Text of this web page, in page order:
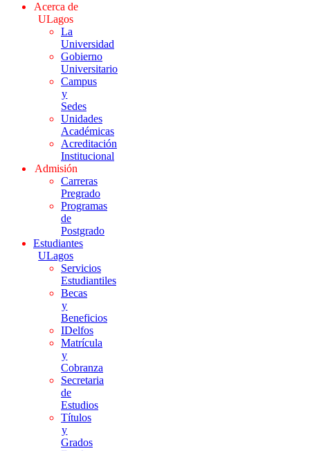
Acerca de
ULagos
La
Universidad
Gobierno
Universitario
Campus
y
Sedes
Unidades
Académicas
Acreditación
Institucional
Admisión
Carreras
Pregrado
Programas
de
Postgrado
Estudiantes
ULagos
Servicios
Estudiantiles
Becas
y
Beneficios
IDelfos
Matrícula
y
Cobranza
Secretaria
de
Estudios
Títulos
y
Grados